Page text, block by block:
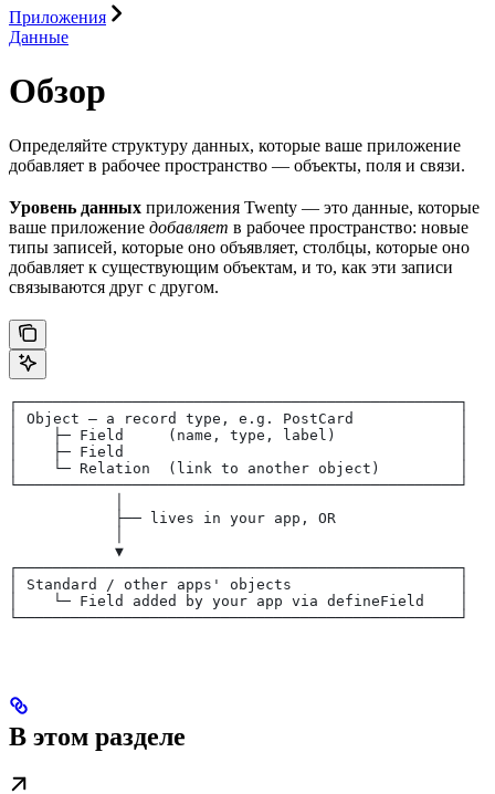
Приложения
Данные
Обзор
Определяйте структуру данных, которые ваше приложение
добавляет в рабочее пространство — объекты, поля и связи.
Уровень данных приложения Twenty — это данные, которые
ваше приложение добавляет в рабочее пространство: новые
типы записей, которые оно объявляет, столбцы, которые оно
добавляет к существующим объектам, и то, как эти записи
связываются друг с другом.
┌──────────────────────────────────────────────────┐
│ Object — a record type, e.g. PostCard            │
│    ├─ Field     (name, type, label)              │
│    ├─ Field                                      │
│    └─ Relation  (link to another object)         │
└──────────────────────────────────────────────────┘
            ├── lives in your app, OR
            ▼
┌──────────────────────────────────────────────────┐
│ Standard / other apps' objects                   │
│    └─ Field added by your app via defineField    │
└──────────────────────────────────────────────────┘
В этом разделе